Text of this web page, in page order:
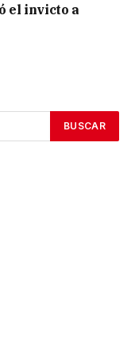
el invicto a